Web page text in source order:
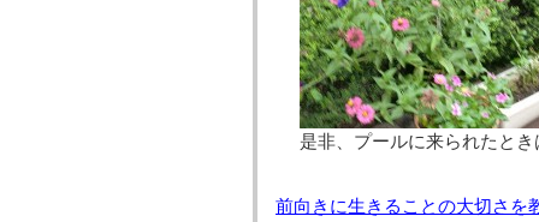
是非、プールに来られたと
前向きに生きることの大切さを